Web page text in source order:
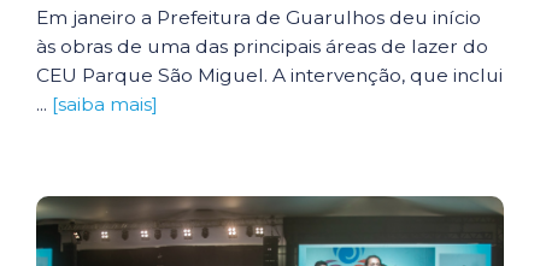
Em janeiro a Prefeitura de Guarulhos deu início
às obras de uma das principais áreas de lazer do
CEU Parque São Miguel. A intervenção, que inclui
... [saiba mais]